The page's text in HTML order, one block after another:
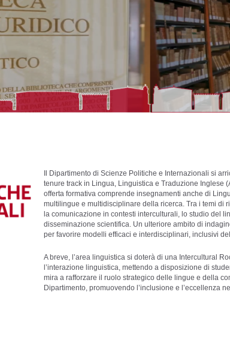
Il Dipartimento di Scienze Politiche e Internazionali si
tenure track in Lingua, Linguistica e Traduzione Inglese
offerta formativa comprende insegnamenti anche di
multilingue e multidisciplinare della ricerca. Tra i temi di
la comunicazione in contesti interculturali, lo studio del
disseminazione scientifica. Un ulteriore ambito di
per favorire modelli efficaci e interdisciplinari, inclusivi
A breve, l’area linguistica si doterà di una Intercultural
l’interazione linguistica, mettendo a disposizione di
mira a rafforzare il ruolo strategico delle lingue e della
Dipartimento, promuovendo l’inclusione e l’eccellenza